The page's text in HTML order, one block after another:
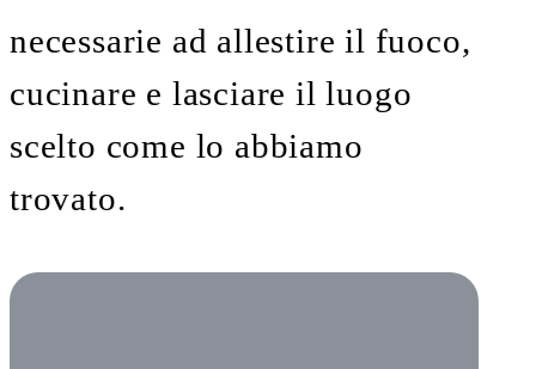
necessarie ad allestire il fuoco,
cucinare e lasciare il luogo
scelto come lo abbiamo
trovato.